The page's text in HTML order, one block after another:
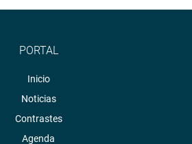
PORTAL
Inicio
Noticias
Contrastes
Agenda